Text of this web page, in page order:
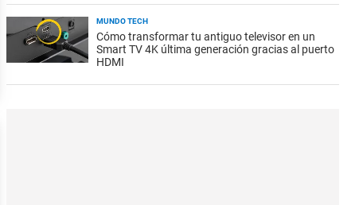
MUNDO TECH
Cómo transformar tu antiguo televisor en un
Smart TV 4K última generación gracias al puerto
HDMI